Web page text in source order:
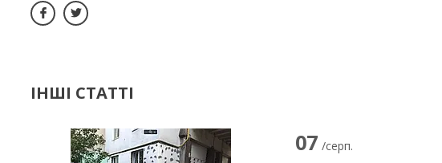
ІНШІ СТАТТІ
07 /серп.